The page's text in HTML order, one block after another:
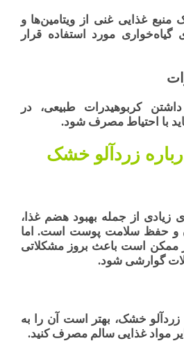
غذایی غنی از ویتامین‌ها و
گیاه‌خواری مورد استفاده قرار
کربوهیدرات طبیعی، در
با احتیاط مصرف شود.
زردآلو خشک
زیادی از جمله بهبود هضم غذا،
و حفظ سلامت پوست است. اما
است باعث بروز مشکلاتی
گوارشی شود.
خشک، بهتر است آن را به
مواد غذایی سالم مصرف کنید.